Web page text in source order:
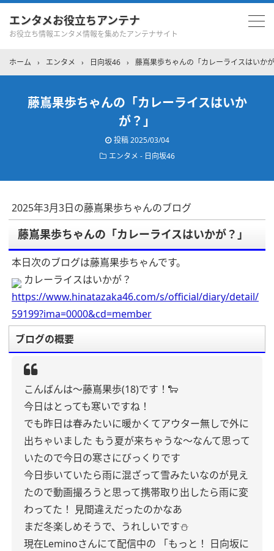
エンタメお役立ちアンテナ
お役立ち情報エンタメ情報を集めたアンテナサイト
ホーム › エンタメ › 日向坂46 › 藤嶌果歩ちゃんの「カレーライスはいか
藤嶌果歩ちゃんの「カレーライスはいか
が？」
投稿2025/03/04
エンタメ - 日向坂46
2025年3月3日の藤嶌果歩ちゃんのブログ
藤嶌果歩ちゃんの「カレーライスはいかが？」
本日次のブログは藤嶌果歩ちゃんです。
カレーライスはいかが？
https://www.hinatazaka46.com/s/official/diary/detail/
59199?ima=0000&cd=member
ブログの概要
こんばんは〜藤嶌果歩(18)です！🐑
今日はとっても寒いですね！
でも昨日は春みたいに暖かくてアウター無しで外に
出ちゃいました もう夏が来ちゃうな〜なんて思って
いたので今日の寒さにびっくりです
今日歩いていたら雨に混ざって雪みたいなのが見え
たので動画撮ろうと思って携帯取り出したら雨に変
わってた！
見間違えだったのかなあ
まだ冬楽しめそうで、うれしいです⛄️
現在Leminoさんにて配信中の
「もっと！ 日向坂に